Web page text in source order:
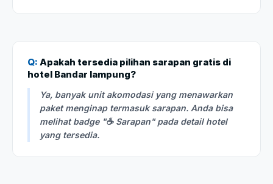
Q: Apakah tersedia pilihan sarapan gratis di
hotel Bandar lampung?
Ya, banyak unit akomodasi yang menawarkan
paket menginap termasuk sarapan. Anda bisa
melihat badge "☕ Sarapan" pada detail hotel
yang tersedia.